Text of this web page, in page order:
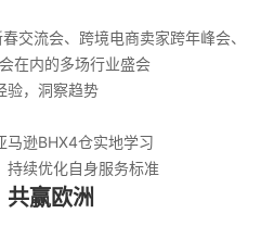
交流会、跨境电商卖家跨年峰会、
在内的多场行业盛会
验，洞察趋势
马逊BHX4仓实地学习
持续优化自身服务标准
共赢欧洲